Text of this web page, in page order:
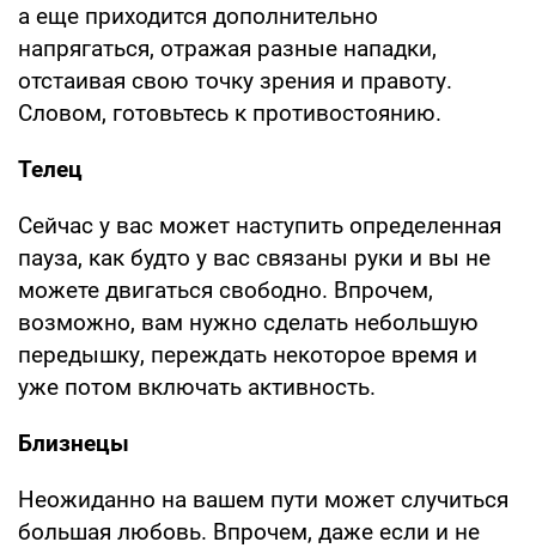
а еще приходится дополнительно
напрягаться, отражая разные нападки,
отстаивая свою точку зрения и правоту.
Словом, готовьтесь к противостоянию.
Телец
Сейчас у вас может наступить определенная
пауза, как будто у вас связаны руки и вы не
можете двигаться свободно. Впрочем,
возможно, вам нужно сделать небольшую
передышку, переждать некоторое время и
уже потом включать активность.
Близнецы
Неожиданно на вашем пути может случиться
большая любовь. Впрочем, даже если и не